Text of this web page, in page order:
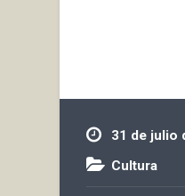
31 de julio
Cultura